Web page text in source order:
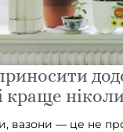
краще
вазони — це не